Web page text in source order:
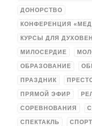
ДОНОРСТВО
КОНФЕРЕНЦИЯ
КУРСЫ ДЛЯ
МИЛОСЕРДИЕ
ОБРАЗОВАНИЕ
ПРАЗДНИК
ПРЯМОЙ ЭФИР
СОРЕВНОВАНИЯ
СПЕКТАКЛЬ СПОРТ